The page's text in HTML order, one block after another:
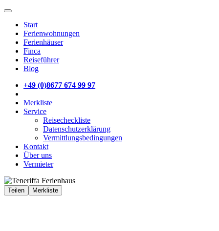
Start
Ferienwohnungen
Ferienhäuser
Finca
Reiseführer
Blog
+49 (0)8677 674 99 97
Merkliste
Service
Reisecheckliste
Datenschutzerklärung
Vermittlungsbedingungen
Kontakt
Über uns
Vermieter
Teilen Merkliste